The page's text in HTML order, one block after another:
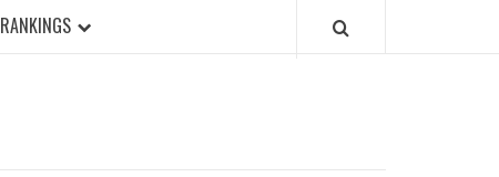
RANKINGS